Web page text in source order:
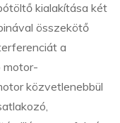
kialakítása két
összekötő
a
motor-
közvetlenebbül